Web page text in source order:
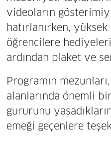
videoların
hatırlanırken,
öğrencilere
ardından plaket ve
Programın
alanlarında önemli
gururunu
emeği geçenlere